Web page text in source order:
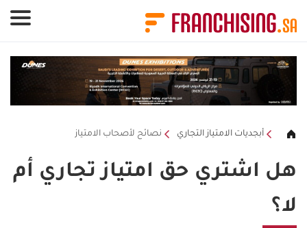
أبجديات الامتياز التجاري نصائح لأصحاب الامتياز
هل اشتري حق امتياز تجاري أم
لا؟
لوحة إدارة ملفات تعريف الارتباط